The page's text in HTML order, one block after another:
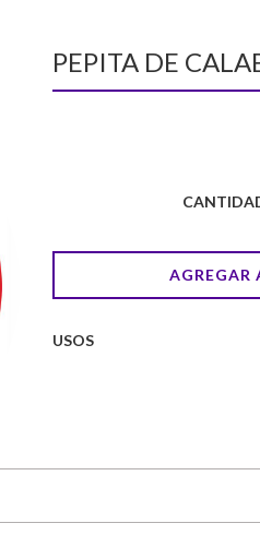
PEPITA DE
AGREGAR
USOS